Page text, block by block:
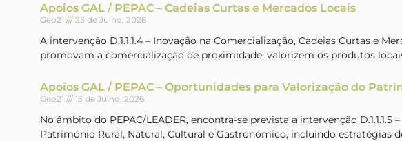
Apoios GAL / PEPAC – Cadeias Curtas e Mercados Locais
Geo21 23 de Julho, 2026
A intervenção D.1.1.1.4 – Inovação na Comercialização, Cadeias Curtas e
promovam a comercialização de proximidade, valorizem os produtos
Apoios GAL / PEPAC – Oportunidades para Valorização do
Geo21 13 de Julho, 2026
No âmbito do PEPAC/LEADER, encontra-se prevista a intervenção D.1.1.1.5
Património Rural, Natural, Cultural e Gastronómico, incluindo estratégias